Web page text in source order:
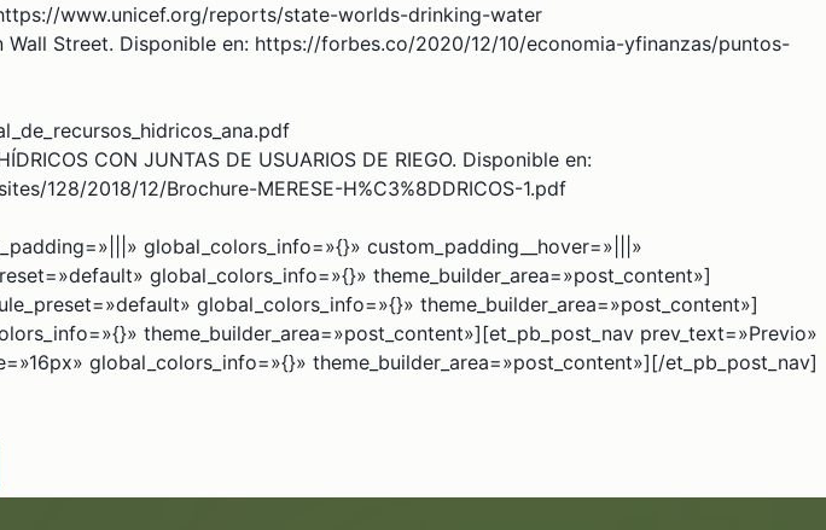
www.unicef.org/reports/state-worlds-drinking-water
Street. Disponible en: https://forbes.co/2020/12/10/economia-yfinanzas/puntos-
CON JUNTAS DE USUARIOS DE RIEGO. Disponible en:
128/2018/12/Brochure-MERESE-H%C3%8DDRICOS-1.pdf
global_colors_info=»{}» custom_padding__hover=»|||»
global_colors_info=»{}» theme_builder_area=»post_content»]
global_colors_info=»{}» theme_builder_area=»post_content»]
theme_builder_area=»post_content»][et_pb_post_nav prev_text=»Previo»
global_colors_info=»{}» theme_builder_area=»post_content»][/et_pb_post_nav]